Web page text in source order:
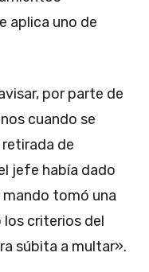
aplica uno de
por parte de
cuando se
de
jefe había dado
tomó una
criterios del
súbita a multar».